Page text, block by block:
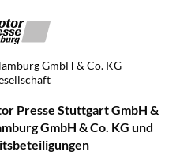
GmbH & Co. KG
Presse Stuttgart GmbH &
GmbH & Co. KG und